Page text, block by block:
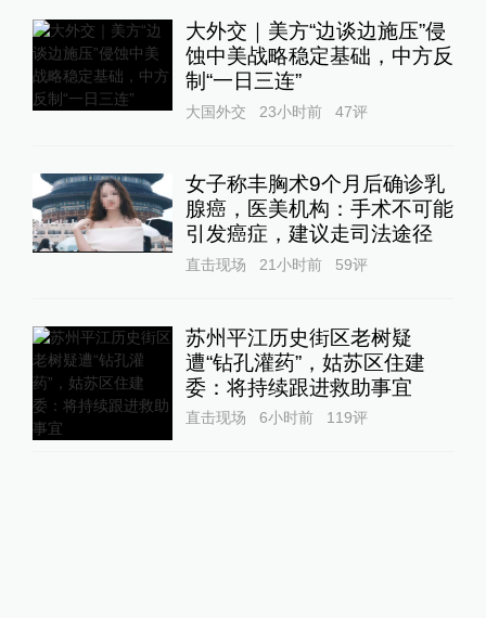
大外交｜美方“边谈边施压”侵
蚀中美战略稳定基础，中方反
制“一日三连”
大国外交 23小时前 47评
女子称丰胸术9个月后确诊乳
腺癌，医美机构：手术不可能
引发癌症，建议走司法途径
直击现场 21小时前 59评
苏州平江历史街区老树疑
遭“钻孔灌药”，姑苏区住建
委：将持续跟进救助事宜
直击现场 6小时前 119评